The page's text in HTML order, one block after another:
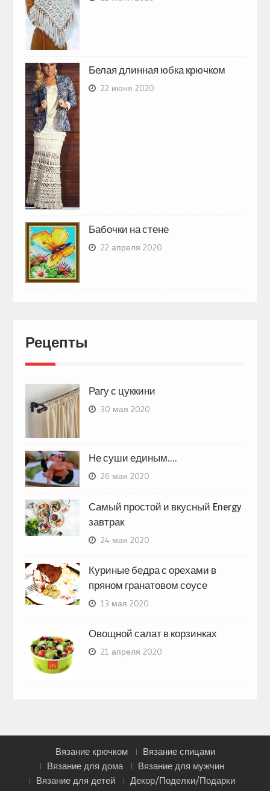
Белая длинная юбка крючком
22 июня 2020
Бабочки на стене
22 апреля 2020
Рецепты
Рагу с цуккини
30 мая 2020
Не суши единым….
26 мая 2020
Самый простой и вкусный Energy
завтрак
24 мая 2020
Куриные бедра с орехами в
пряном гранатовом соусе
13 мая 2020
Овощной салат в корзинках
21 апреля 2020
Вязание крючком
Вязание спицами
Вязание для дома
Вязание для мужчин
Вязание для детей
Декор/Поделки/Подарки